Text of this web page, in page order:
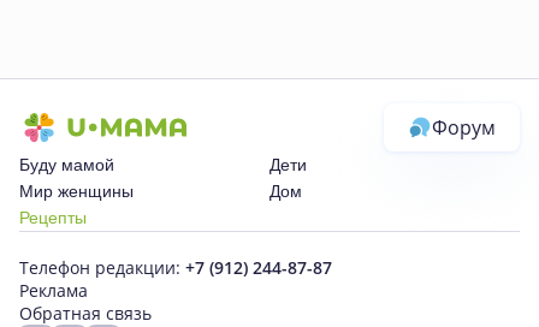
Форум
Буду мамой
Дети
Мир женщины
Дом
Рецепты
Телефон редакции: +7 (912) 244-87-87
Реклама
Обратная связь